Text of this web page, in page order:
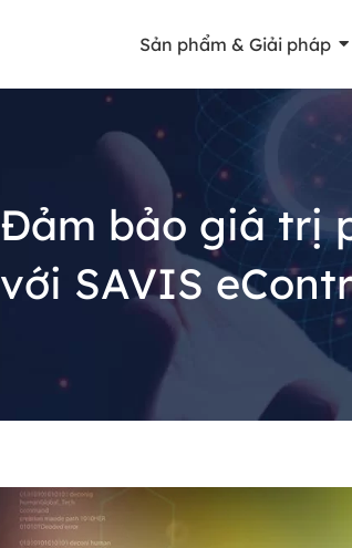
Sản phẩm & Giải pháp
Đảm bảo giá trị
với SAVIS